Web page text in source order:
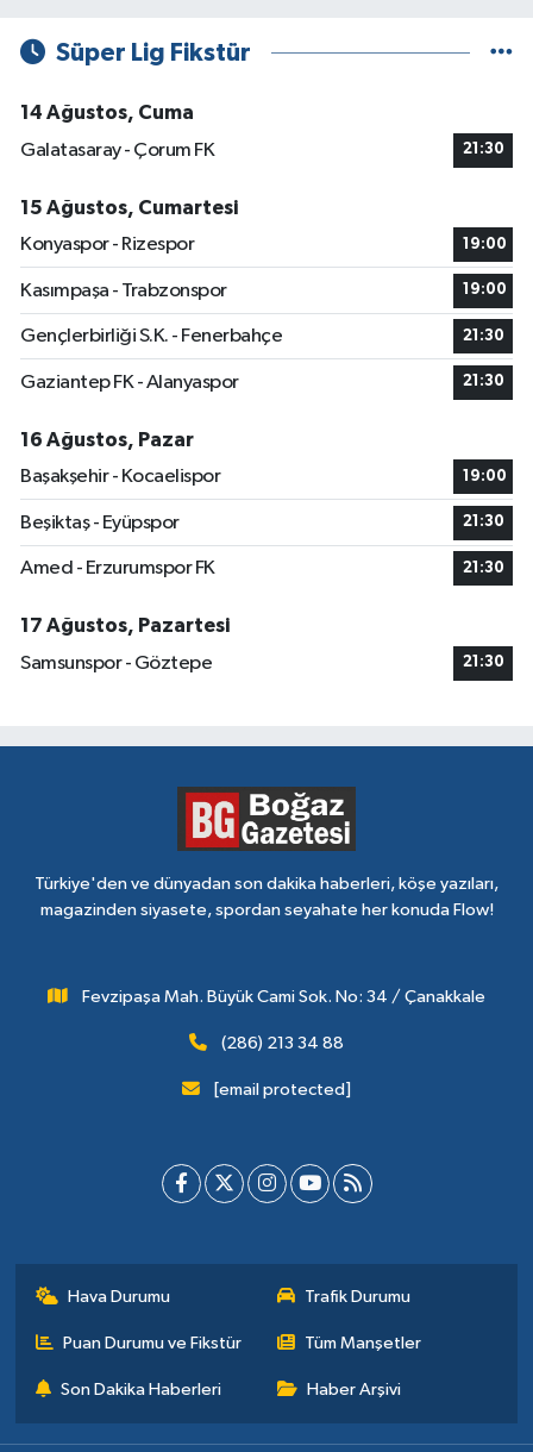
Süper Lig Fikstür
14 Ağustos, Cuma
Galatasaray - Çorum FK
21:30
15 Ağustos, Cumartesi
Konyaspor - Rizespor
19:00
Kasımpaşa - Trabzonspor 19:00
Gençlerbirliği S.K. - Fenerbahçe 21:30
Gaziantep FK - Alanyaspor 21:30
16 Ağustos, Pazar
Başakşehir - Kocaelispor
19:00
Beşiktaş - Eyüpspor 21:30
Amed - Erzurumspor FK 21:30
17 Ağustos, Pazartesi
Samsunspor - Göztepe
21:30
Türkiye'den ve dünyadan son dakika haberleri, köşe yazıları,
magazinden siyasete, spordan seyahate her konuda Flow!
Fevzipaşa Mah. Büyük Cami Sok. No: 34 / Çanakkale
(286) 213 34 88
[email protected]
Hava Durumu Trafik Durumu
Puan Durumu ve Fikstür Tüm Manşetler
Son Dakika Haberleri Haber Arşivi